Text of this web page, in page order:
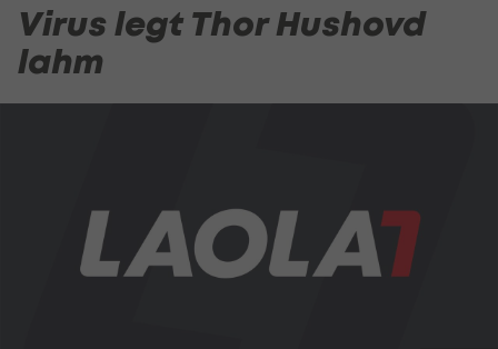
Virus legt Thor Hushovd
lahm